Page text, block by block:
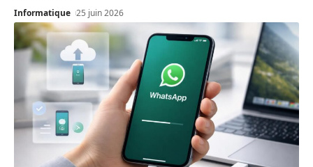
Informatique 25 juin 2026